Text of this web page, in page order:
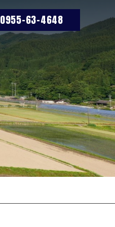
0955-63-4648